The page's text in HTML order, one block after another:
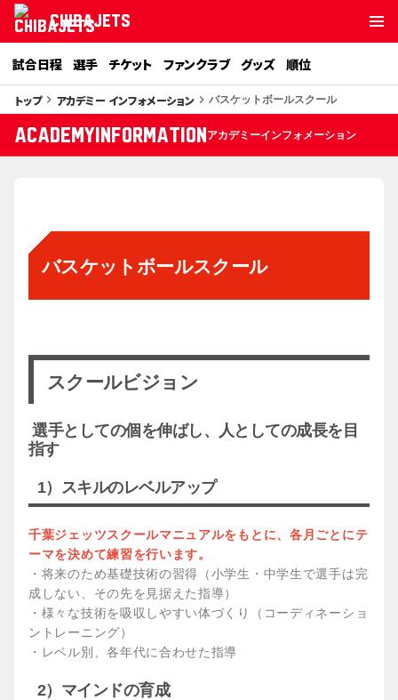
CHIBAJETS
試合日程 選手 チケット ファンクラブ グッズ 順位
トップkeyboard_arrow_right アカデミー インフォメーション keyboard_arrow_right バスケットボールスクール
academyInformation アカデミーインフォメーション
バスケットボールスクール
スクールビジョン
選手としての個を伸ばし、人としての成長を目
指す
1）スキルのレベルアップ
千葉ジェッツスクールマニュアルをもとに、各月ごとにテ
ーマを決めて練習を行います。
・将来のため基礎技術の習得（小学生・中学生で選手は完
成しない、その先を見据えた指導）
・様々な技術を吸収しやすい体づくり（コーディネーショ
ントレーニング）
・レベル別、各年代に合わせた指導
2）マインドの育成